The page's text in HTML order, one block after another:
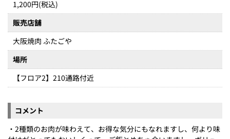
1,200円(税込)
販売店舗
大阪焼肉 ふたごや
場所
【フロア2】210通路付近
コメント
・2種類のお肉が味わえて、お得な気分にもなれますし、何より味